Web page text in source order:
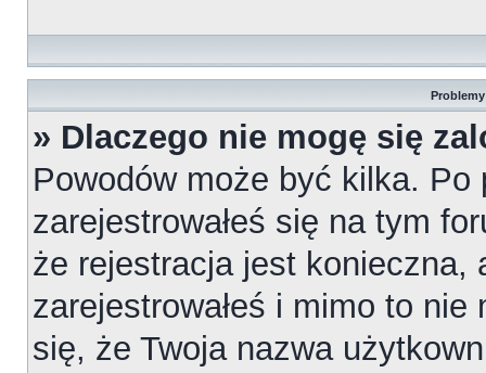
» Dlaczego nie mogę się
Powodów może być kilka.
zarejestrowałeś się na tym
że rejestracja jest konieczna,
zarejestrowałeś i mimo to
się, że Twoja nazwa